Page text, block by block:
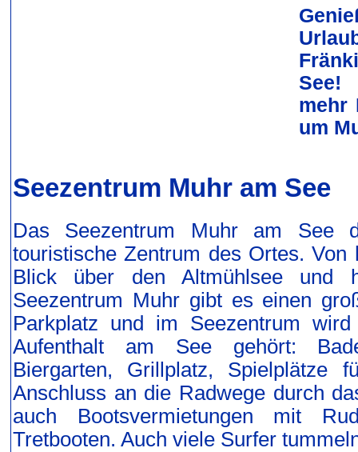
See!
mehr
um
Seezentrum Muhr am See
Das Seezentrum Muhr am See
touristische Zentrum des Ortes.
Blick über den Altmühlsee und
Seezentrum Muhr gibt es einen
Parkplatz und im Seezentrum
Aufenthalt am See gehört:
Biergarten, Grillplatz, Spielplätze
Anschluss an die Radwege durch
auch Bootsvermietungen mit
Tretbooten. Auch viele Surfer